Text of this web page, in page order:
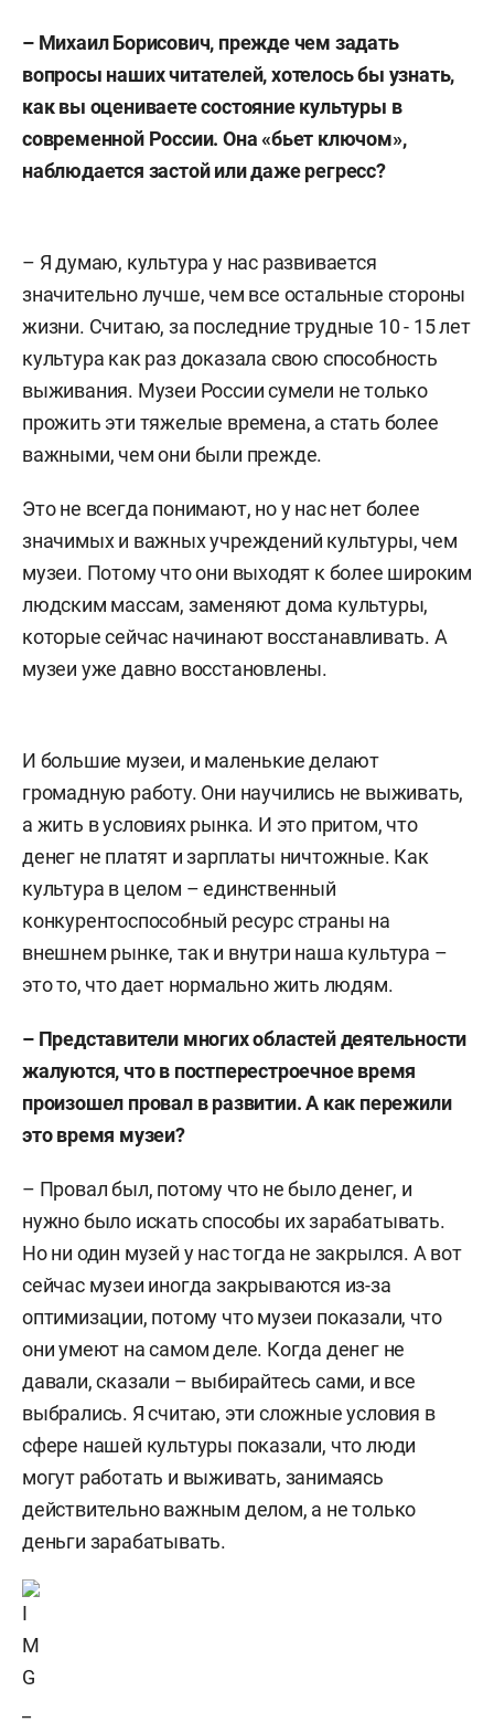
– Михаил Борисович, прежде чем задать
вопросы наших читателей, хотелось бы узнать,
как вы оцениваете состояние культуры в
современной России. Она «бьет ключом»,
наблюдается застой или даже регресс?
– Я думаю, культура у нас развивается
значительно лучше, чем все остальные стороны
жизни. Считаю, за последние трудные 10 - 15 лет
культура как раз доказала свою способность
выживания. Музеи России сумели не только
прожить эти тяжелые времена, а стать более
важными, чем они были прежде.
Это не всегда понимают, но у нас нет более
значимых и важных учреждений культуры, чем
музеи. Потому что они выходят к более широким
людским массам, заменяют дома культуры,
которые сейчас начинают восстанавливать. А
музеи уже давно восстановлены.
И большие музеи, и маленькие делают
громадную работу. Они научились не выживать,
а жить в условиях рынка. И это притом, что
денег не платят и зарплаты ничтожные. Как
культура в целом – единственный
конкурентоспособный ресурс страны на
внешнем рынке, так и внутри наша культура –
это то, что дает нормально жить людям.
– Представители многих областей деятельности
жалуются, что в постперестроечное время
произошел провал в развитии. А как пережили
это время музеи?
– Провал был, потому что не было денег, и
нужно было искать способы их зарабатывать.
Но ни один музей у нас тогда не закрылся. А вот
сейчас музеи иногда закрываются из-за
оптимизации, потому что музеи показали, что
они умеют на самом деле. Когда денег не
давали, сказали – выбирайтесь сами, и все
выбрались. Я считаю, эти сложные условия в
сфере нашей культуры показали, что люди
могут работать и выживать, занимаясь
действительно важным делом, а не только
деньги зарабатывать.